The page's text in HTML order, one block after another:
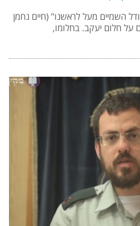
השמיים מעל לראשנו" (חיים נחמן
על חלום יעקב. בחלומו,